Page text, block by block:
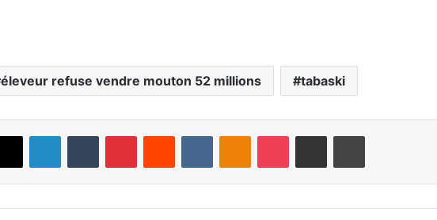
éleveur refuse vendre mouton 52 millions tabaski